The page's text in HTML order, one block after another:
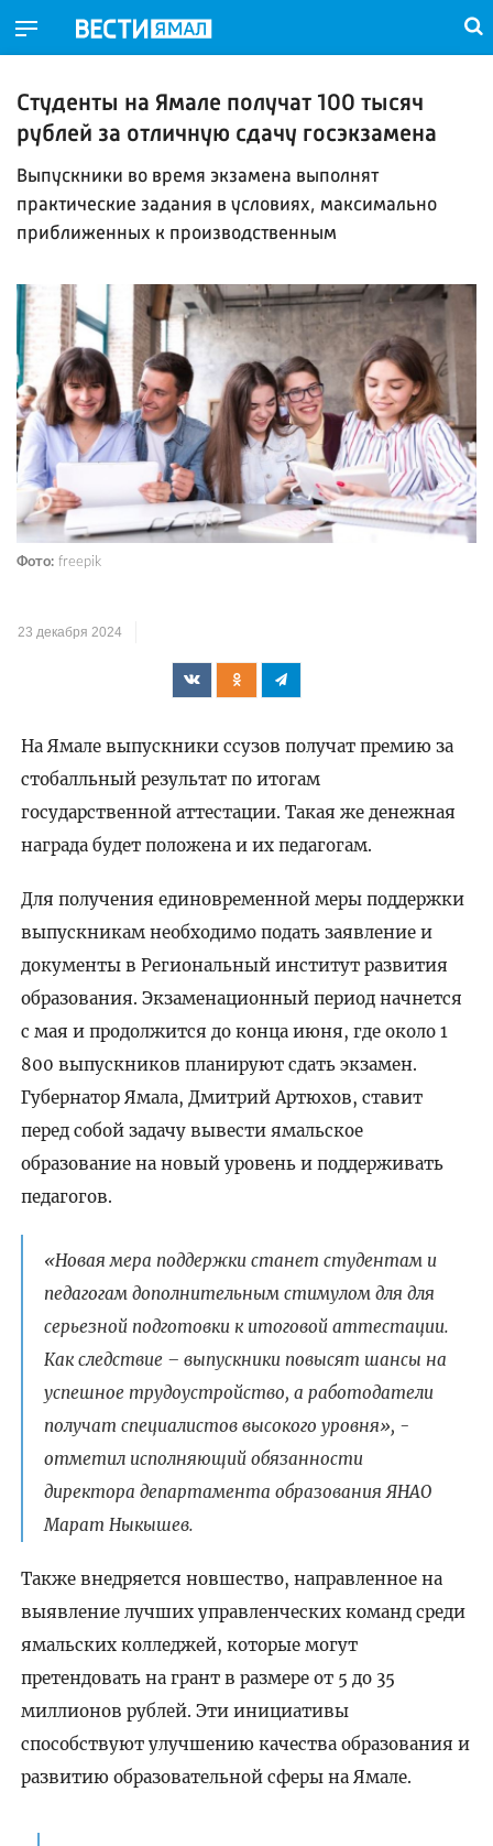
Студенты на Ямале получат 100 тысяч
рублей за отличную сдачу госэкзамена
Выпускники во время экзамена выполнят
практические задания в условиях, максимально
приближенных к производственным
Фото: freepik
23 декабря 2024
На Ямале выпускники ссузов получат премию за
стобалльный результат по итогам
государственной аттестации. Такая же денежная
награда будет положена и их педагогам.
Для получения единовременной меры поддержки
выпускникам необходимо подать заявление и
документы в Региональный институт развития
образования. Экзаменационный период начнется
с мая и продолжится до конца июня, где около 1
800 выпускников планируют сдать экзамен.
Губернатор Ямала, Дмитрий Артюхов, ставит
перед собой задачу вывести ямальское
образование на новый уровень и поддерживать
педагогов.
«Новая мера поддержки станет студентам и
педагогам дополнительным стимулом для для
серьезной подготовки к итоговой аттестации.
Как следствие – выпускники повысят шансы на
успешное трудоустройство, а работодатели
получат специалистов высокого уровня», -
отметил исполняющий обязанности
директора департамента образования ЯНАО
Марат Ныкышев.
Также внедряется новшество, направленное на
выявление лучших управленческих команд среди
ямальских колледжей, которые могут
претендовать на грант в размере от 5 до 35
миллионов рублей. Эти инициативы
способствуют улучшению качества образования и
развитию образовательной сферы на Ямале.